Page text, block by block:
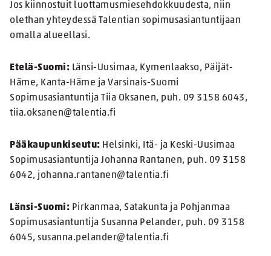
Jos kiinnostuit luottamusmiesehdokkuudesta, niin
olethan yhteydessä Talentian sopimusasiantuntijaan
omalla alueellasi.
Etelä-Suomi: Länsi-Uusimaa, Kymenlaakso, Päijät-
Häme, Kanta-Häme ja Varsinais-Suomi
Sopimusasiantuntija Tiia Oksanen, puh. 09 3158 6043,
tiia.oksanen@talentia.fi
Pääkaupunkiseutu: Helsinki, Itä- ja Keski-Uusimaa
Sopimusasiantuntija Johanna Rantanen, puh. 09 3158
6042, johanna.rantanen@talentia.fi
Länsi-Suomi: Pirkanmaa, Satakunta ja Pohjanmaa
Sopimusasiantuntija Susanna Pelander, puh. 09 3158
6045, susanna.pelander@talentia.fi